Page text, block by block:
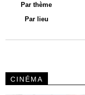
Par thème
Par lieu
CINÉMA